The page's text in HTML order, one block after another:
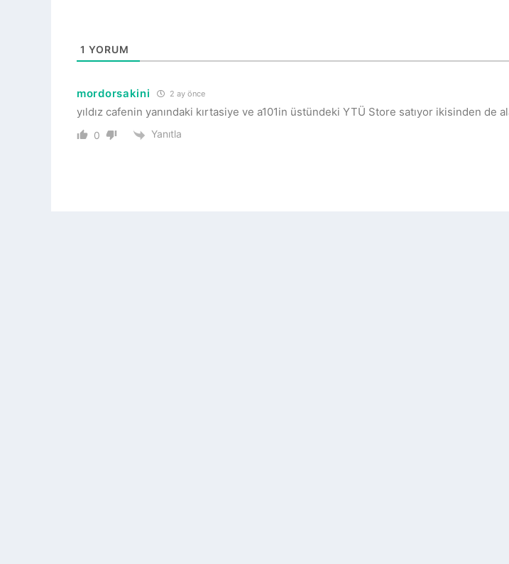
1 YORUM
mordorsakini 2 ay önce
yıldız cafenin yanındaki kırtasiye ve a101in üstündeki YTÜ Store satıyor ikisinden de
0 Yanıtla